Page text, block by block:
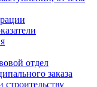
отдел
заказа
строительству